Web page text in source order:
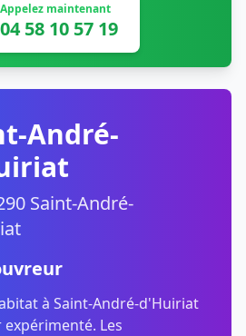
Appelez maintenant
04 58 10 57 19
André-
Saint-André-
à Saint-André-d'Huiriat
Les